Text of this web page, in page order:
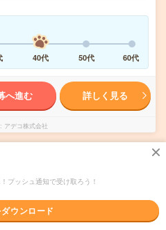
40代 50代 60代
へ進む 詳しく見る
アデコ株式会社
メ企業でのコツコツ事
プッシュ通知で受け取ろう！
ウンロード